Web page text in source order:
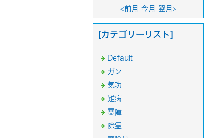
<前月 今月 翌月>
[カテゴリーリスト]
Default
ガン
気功
難病
霊障
除霊